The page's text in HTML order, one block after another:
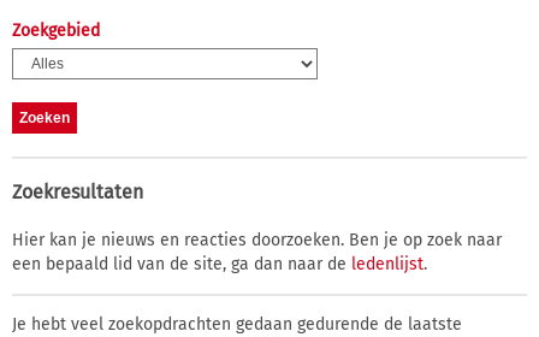
Zoekgebied
Zoekresultaten
Hier kan je nieuws en reacties doorzoeken. Ben je op zoek naar
een bepaald lid van de site, ga dan naar de ledenlijst.
Je hebt veel zoekopdrachten gedaan gedurende de laatste